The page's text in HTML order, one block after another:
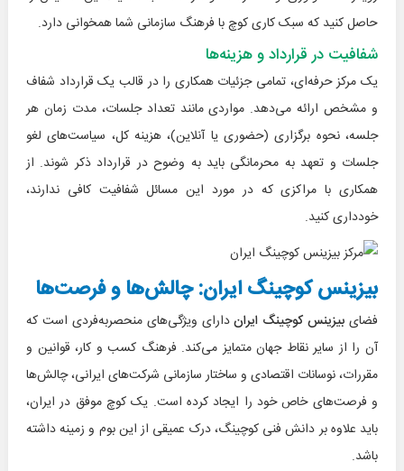
حاصل کنید که سبک کاری کوچ با فرهنگ سازمانی شما همخوانی دارد.
شفافیت در قرارداد و هزینه‌ها
یک مرکز حرفه‌ای، تمامی جزئیات همکاری را در قالب یک قرارداد شفاف
و مشخص ارائه می‌دهد. مواردی مانند تعداد جلسات، مدت زمان هر
جلسه، نحوه برگزاری (حضوری یا آنلاین)، هزینه کل، سیاست‌های لغو
جلسات و تعهد به محرمانگی باید به وضوح در قرارداد ذکر شوند. از
همکاری با مراکزی که در مورد این مسائل شفافیت کافی ندارند،
خودداری کنید.
بیزینس کوچینگ ایران: چالش‌ها و فرصت‌ها
فضای بیزینس کوچینگ ایراندارای ویژگی‌های منحصربه‌فردی است که
آن را از سایر نقاط جهان متمایز می‌کند. فرهنگ کسب و کار، قوانین و
مقررات، نوسانات اقتصادی و ساختار سازمانی شرکت‌های ایرانی، چالش‌ها
و فرصت‌های خاص خود را ایجاد کرده است. یک کوچ موفق در ایران،
باید علاوه بر دانش فنی کوچینگ، درک عمیقی از این بوم و زمینه داشته
باشد.